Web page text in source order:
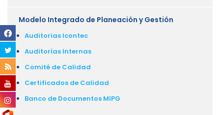
Modelo Integrado de Planeación y Gestión
Auditorias Icontec
Auditorías Internas
Comité de Calidad
Certificados de Calidad
Banco de Documentos MIPG